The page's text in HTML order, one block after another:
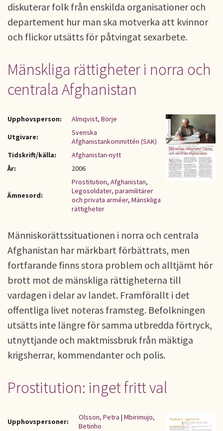
diskuterar folk från enskilda organisationer och
departement hur man ska motverka att kvinnor
och flickor utsätts för påtvingat sexarbete.
Mänskliga rättigheter i norra och
centrala Afghanistan
Upphovsperson:
Almqvist, Börje
Utgivare:
Svenska
Afghanistankommittén (SAK)
Tidskrift/källa:
Afghanistan-nytt
År:
2006
Ämnesord:
Prostitution, Afghanistan,
Legosoldater, paramilitärer
och privata arméer, Mänskliga
rättigheter
Människorättssituationen i norra och centrala
Afghanistan har märkbart förbättrats, men
fortfarande finns stora problem och alltjämt hör
brott mot de mänskliga rättigheterna till
vardagen i delar av landet. Framförallt i det
offentliga livet noteras framsteg. Befolkningen
utsätts inte längre för samma utbredda förtryck,
utnyttjande och maktmissbruk från mäktiga
krigsherrar, kommendanter och polis.
Prostitution: inget fritt val
Upphovspersoner: Olsson, Petra | Mbirimujo,
Betinho